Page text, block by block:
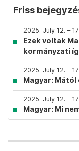
Friss
2025. July 12. –
Ezek voltak
kormányzati
2025. July 12. –
Magyar: Mától
2025. July 12. –
Magyar: Mi